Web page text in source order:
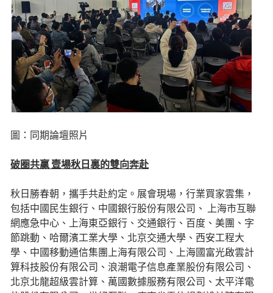
圖：同期論壇照片
破圈共贏 壹場秋日裏的雙向奔赴
秋日勝春朝，攜手共赴約定。展會現場，行業買家雲集，
包括中國民生銀行、中國銀行股份有限公司、 上海市互聯
網應急中心、上海東亞銀行、交通銀行、百度、美團、字
節跳動、哈爾濱工業大學、北京交通大學、西安工程大
學、中國移動通信集團上海有限公司、上海國富光啟雲計
算科技股份有限公司、浪潮電子信息產業股份有限公司、
北京北龍超級雲計算、萬國數據服務有限公司、太平洋電